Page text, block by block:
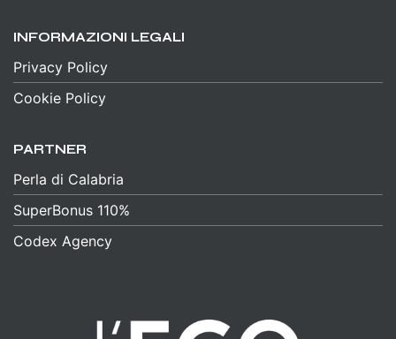
INFORMAZIONI LEGALI
Privacy Policy
Cookie Policy
PARTNER
Perla di Calabria
SuperBonus 110%
Codex Agency